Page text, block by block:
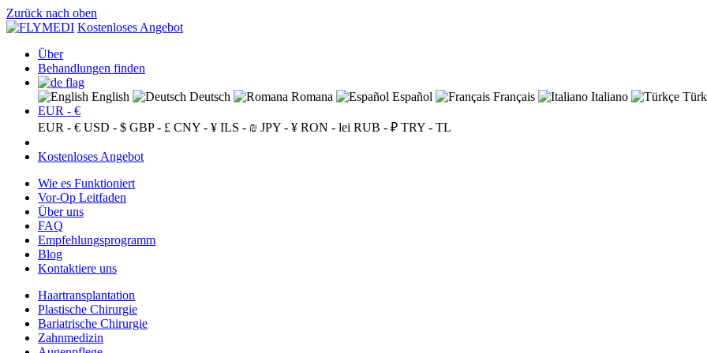
Zurück nach oben
Kostenloses Angebot
Über
Behandlungen finden
English Deutsch Romana Español Français Italiano
EUR - €
EUR - € USD - $ GBP - £ CNY - ¥ ILS - ₪ JPY - ¥ RON - lei RUB - ₽ TRY - TL
Kostenloses Angebot
Wie es Funktioniert
Vor-Op Leitfaden
Über uns
FAQ
Empfehlungsprogramm
Blog
Kontaktiere uns
Haartransplantation
Plastische Chirurgie
Bariatrische Chirurgie
Zahnmedizin